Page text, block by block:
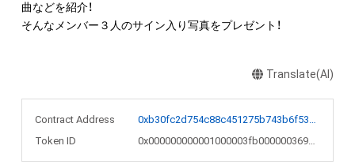
曲などを紹介！
Translate(AI)
Contract Address
0xb30fc2d754c88c451275b743b6f530f19f643683
Token ID
0x000000000001000003fb000000369936